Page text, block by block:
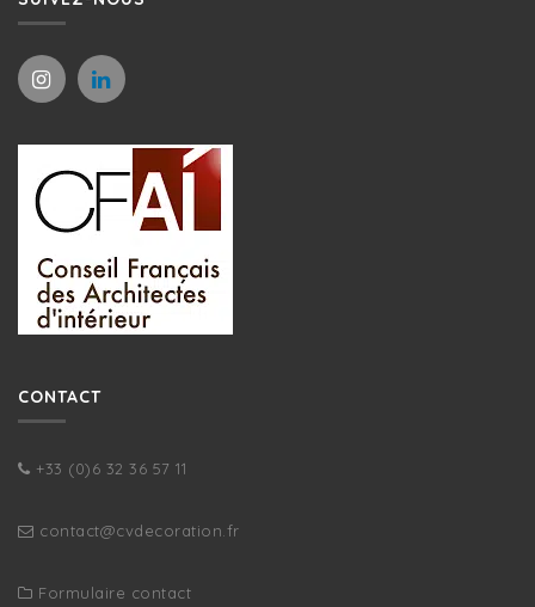
CONTACT
+33 (0)6 32 36 57 11
contact@cvdecoration.fr
Formulaire contact